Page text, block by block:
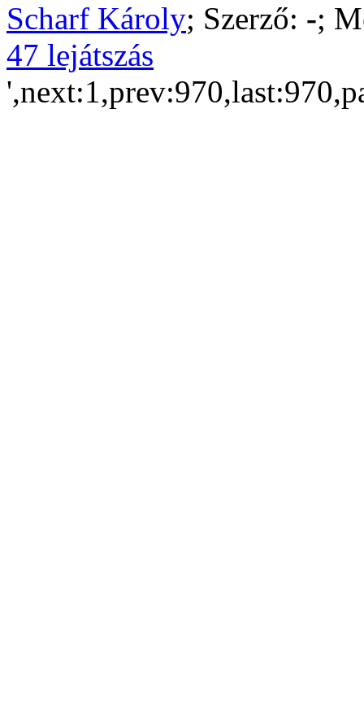
Scharf Károly; Szerző: -;
47 lejátszás